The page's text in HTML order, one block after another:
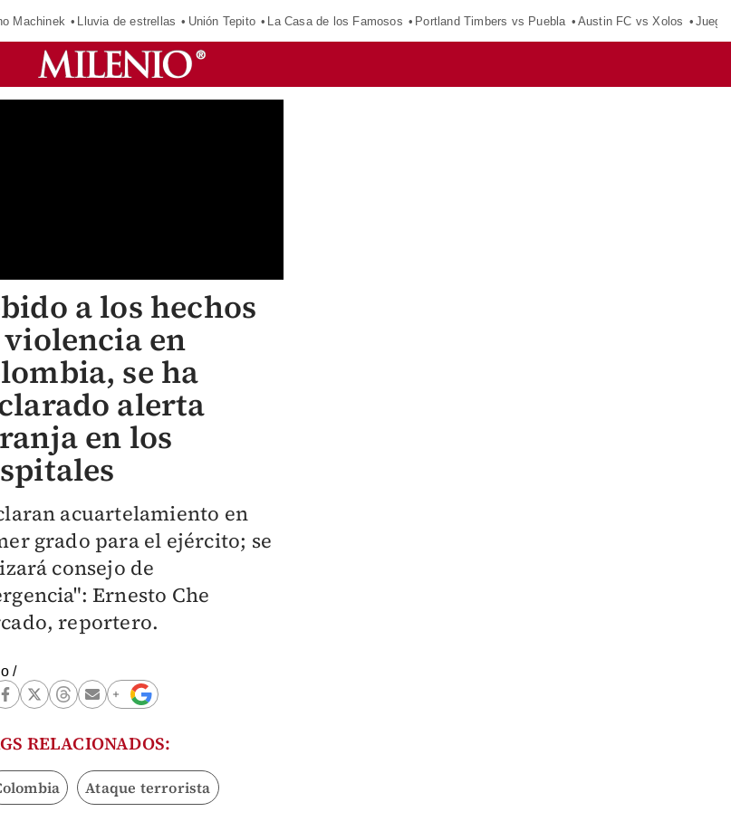
Machinek Lluvia de estrellas Unión Tepito La Casa de los Famosos Portland Timbers vs Puebla Austin FC vs Xolos
a los hechos
violencia en
se ha
alerta
en los
acuartelamiento en
grado para el ejército; se
consejo de
Ernesto Che
reportero.
/
RELACIONADOS:
Ataque terrorista